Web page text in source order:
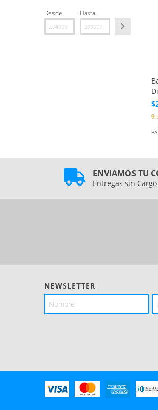
Desde Hasta
9
ENVIAMOS TU
Entregas sin
NEWSLETTER